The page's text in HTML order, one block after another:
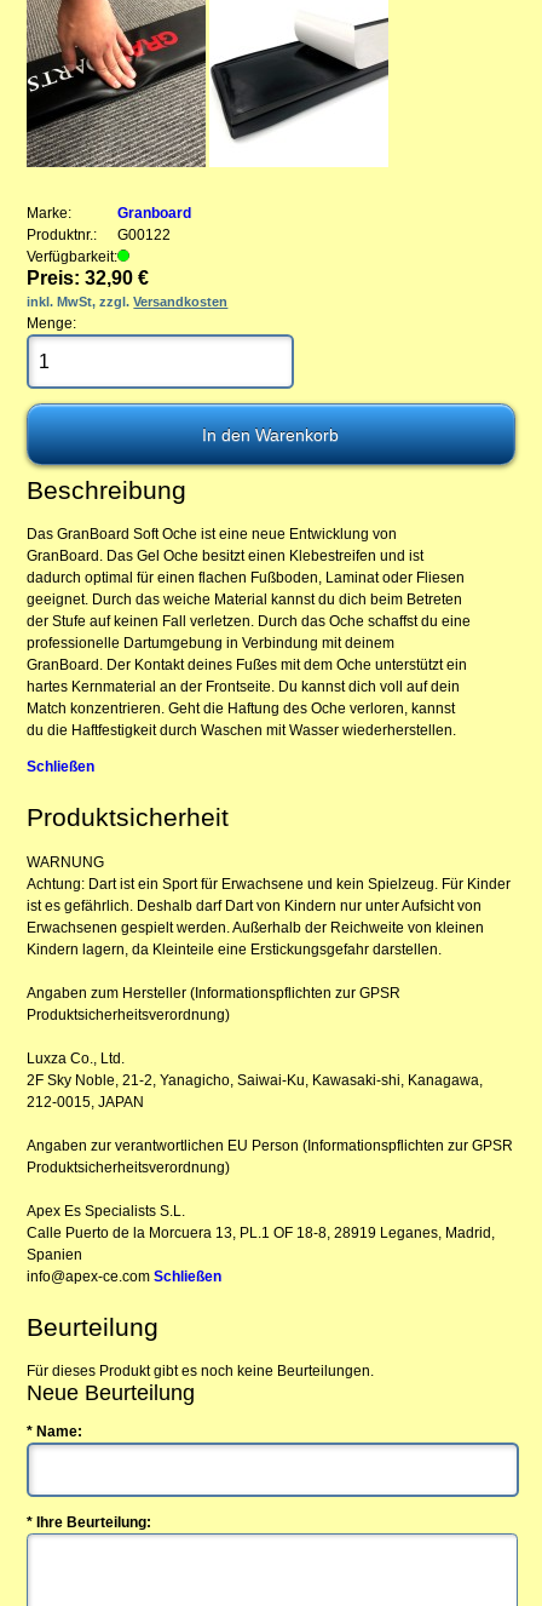
Marke:
Granboard
Produktnr.:
G00122
Verfügbarkeit:
Preis: 32,90 €
inkl. MwSt, zzgl.Versandkosten
Menge:
Beschreibung
Das GranBoard Soft Oche ist eine neue Entwicklung von
GranBoard. Das Gel Oche besitzt einen Klebestreifen und ist
dadurch optimal für einen flachen Fußboden, Laminat oder Fliesen
geeignet. Durch das weiche Material kannst du dich beim Betreten
der Stufe auf keinen Fall verletzen. Durch das Oche schaffst du eine
professionelle Dartumgebung in Verbindung mit deinem
GranBoard. Der Kontakt deines Fußes mit dem Oche unterstützt ein
hartes Kernmaterial an der Frontseite. Du kannst dich voll auf dein
Match konzentrieren. Geht die Haftung des Oche verloren, kannst
du die Haftfestigkeit durch Waschen mit Wasser wiederherstellen.
Schließen
Produktsicherheit
WARNUNG
Achtung: Dart ist ein Sport für Erwachsene und kein Spielzeug. Für Kinder
ist es gefährlich. Deshalb darf Dart von Kindern nur unter Aufsicht von
Erwachsenen gespielt werden. Außerhalb der Reichweite von kleinen
Kindern lagern, da Kleinteile eine Erstickungsgefahr darstellen.
Angaben zum Hersteller (Informationspflichten zur GPSR
Produktsicherheitsverordnung)
Luxza Co., Ltd.
2F Sky Noble, 21-2, Yanagicho, Saiwai-Ku, Kawasaki-shi, Kanagawa,
212-0015, JAPAN
Angaben zur verantwortlichen EU Person (Informationspflichten zur GPSR
Produktsicherheitsverordnung)
Apex Es Specialists S.L.
Calle Puerto de la Morcuera 13, PL.1 OF 18-8, 28919 Leganes, Madrid,
Spanien
info@apex-ce.comSchließen
Beurteilung
Für dieses Produkt gibt es noch keine Beurteilungen.
Neue Beurteilung
* Name:
* Ihre Beurteilung: